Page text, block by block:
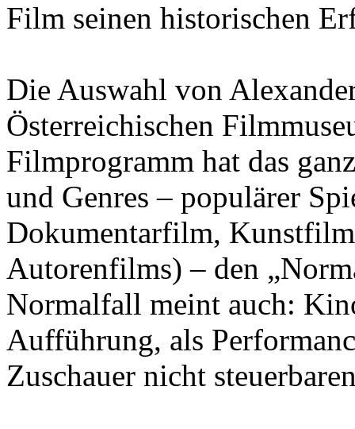
Film seinen historischen
Die Auswahl von
Österreichischen
Filmprogramm hat das
und Genres – populärer
Dokumentarfilm,
Autorenfilms) – den
Normalfall meint auch:
Aufführung, als
Zuschauer nicht